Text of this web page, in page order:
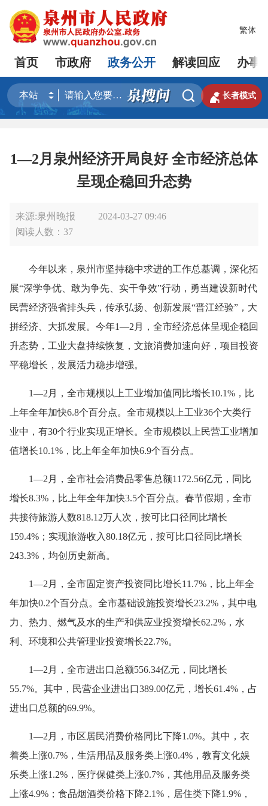
繁体
首页 市政府 政务公开 解读回应 办事
  长者模式
1—2月泉州经济开局良好 全市经济总体
呈现企稳回升态势
来源:泉州晚报
2024-03-27 09:46
阅读人数： 37
今年以来，泉州市坚持稳中求进的工作总基调，深化拓
展“深学争优、敢为争先、实干争效”行动，勇当建设新时代
民营经济强省排头兵，传承弘扬、创新发展“晋江经验”，大
拼经济、大抓发展。今年1—2月，全市经济总体呈现企稳回
升态势，工业大盘持续恢复，文旅消费加速向好，项目投资
平稳增长，发展活力稳步增强。
1—2月，全市规模以上工业增加值同比增长10.1%，比
上年全年加快6.8个百分点。全市规模以上工业36个大类行
业中，有30个行业实现正增长。全市规模以上民营工业增加
值增长10.1%，比上年全年加快6.9个百分点。
1—2月，全市社会消费品零售总额1172.56亿元，同比
增长8.3%，比上年全年加快3.5个百分点。春节假期，全市
共接待旅游人数818.12万人次，按可比口径同比增长
159.4%；实现旅游收入80.18亿元，按可比口径同比增长
243.3%，均创历史新高。
1—2月，全市固定资产投资同比增长11.7%，比上年全
年加快0.2个百分点。全市基础设施投资增长23.2%，其中电
力、热力、燃气及水的生产和供应业投资增长62.2%，水
利、环境和公共管理业投资增长22.7%。
1—2月，全市进出口总额556.34亿元，同比增长
55.7%。其中，民营企业进出口389.00亿元，增长61.4%，占
进出口总额的69.9%。
1—2月，市区居民消费价格同比下降1.0%。其中，衣
着类上涨0.7%，生活用品及服务类上涨0.4%，教育文化娱
乐类上涨1.2%，医疗保健类上涨0.7%，其他用品及服务类
上涨4.9%；食品烟酒类价格下降2.1%，居住类下降1.9%，